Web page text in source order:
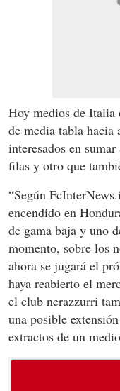
Hoy medios de Italia
de media tabla hacia
interesados en
filas y otro que
“Según
encendido en
de gama baja y uno
momento, sobre los
ahora se jugará el
haya reabierto el
el club nerazzurri
una posible
extractos de un